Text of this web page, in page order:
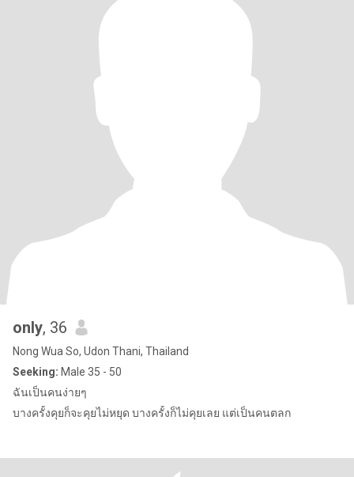
only, 36
Nong Wua So, Udon Thani, Thailand
Seeking: Male 35 - 50
ฉันเป็นคนง่ายๆ
บางครั้งคุยก็จะคุยไม่หยุด บางครั้งก็ไม่คุยเลย แต่เป็นคนตลก